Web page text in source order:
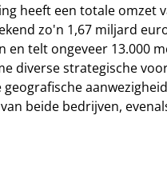
heeft een totale omzet
zo'n 1,67 miljard
en telt ongeveer 13.000
diverse strategische
beide bedrijven,